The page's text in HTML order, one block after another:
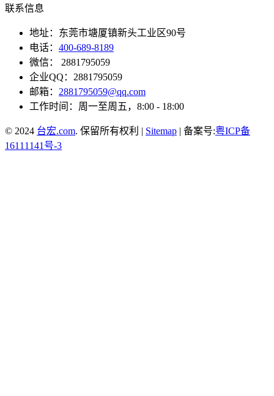
联系信息
地址：东莞市塘厦镇新头工业区90号
电话： 400-689-8189
微信： 2881795059
企业QQ：2881795059
邮箱： 2881795059@qq.com
工作时间：周一至周五，8:00 - 18:00
© 2024 台宏.com. 保留所有权利 | Sitemap | 备案号:粤ICP备
16111141号-3